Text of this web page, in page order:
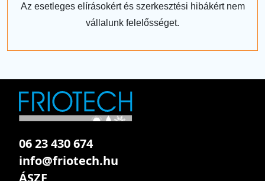
Az esetleges elírásokért és szerkesztési hibákért nem
vállalunk felelősséget.
06 23 430 674
info@friotech.hu
ÁSZF